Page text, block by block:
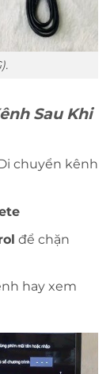
Sau Khi
chuyển kênh
để chặn
hay xem